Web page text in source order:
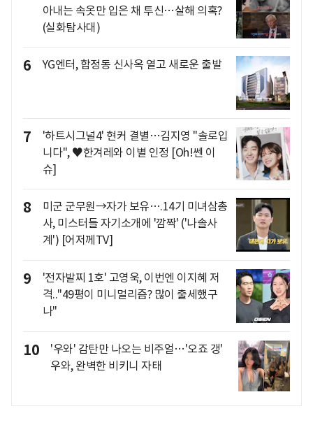
아내는 속옷만 입은 채 투신…살해 의혹?
(실화탐사대)
6 YG엔터, 합정동 신사옥 열고 새로운 출발
7
'하트시그널4' 현커 결별…김지영 "솔로입
니다", ♥한겨레와 이별 인정 [Oh!쎈 이
슈]
8
미군 군무원→자가 보유….14기 미녀삼총
사, 미스터들 자기소개에 '깜짝' ('나솔사
계') [어저께TV]
9
'전자발찌 1호' 고영욱, 이번엔 이지혜 저
격.."49평이 미니멀리즘? 많이 출세했구
나"
10
'우와' 감탄만 나오는 비주얼…'오죠 갱'
우와, 완벽한 비키니 자태